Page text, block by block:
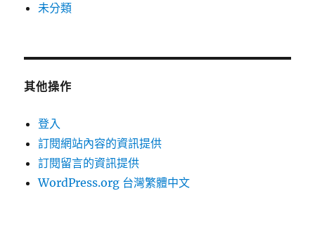
未分類
其他操作
登入
訂閱網站內容的資訊提供
訂閱留言的資訊提供
WordPress.org 台灣繁體中文